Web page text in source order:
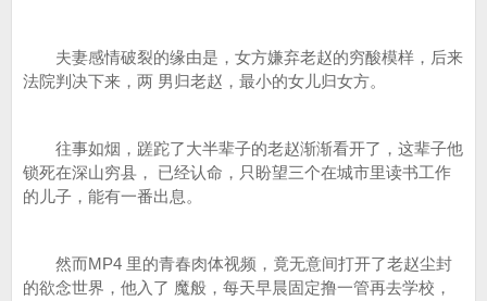
夫妻感情破裂的缘由是，女方嫌弃老赵的穷酸模样，后来
法院判决下来，两 男归老赵，最小的女儿归女方。
往事如烟，蹉跎了大半辈子的老赵渐渐看开了，这辈子他
锁死在深山穷县， 已经认命，只盼望三个在城市里读书工作
的儿子，能有一番出息。
然而MP4 里的青春肉体视频，竟无意间打开了老赵尘封
的欲念世界，他入了 魔般，每天早晨固定撸一管再去学校，